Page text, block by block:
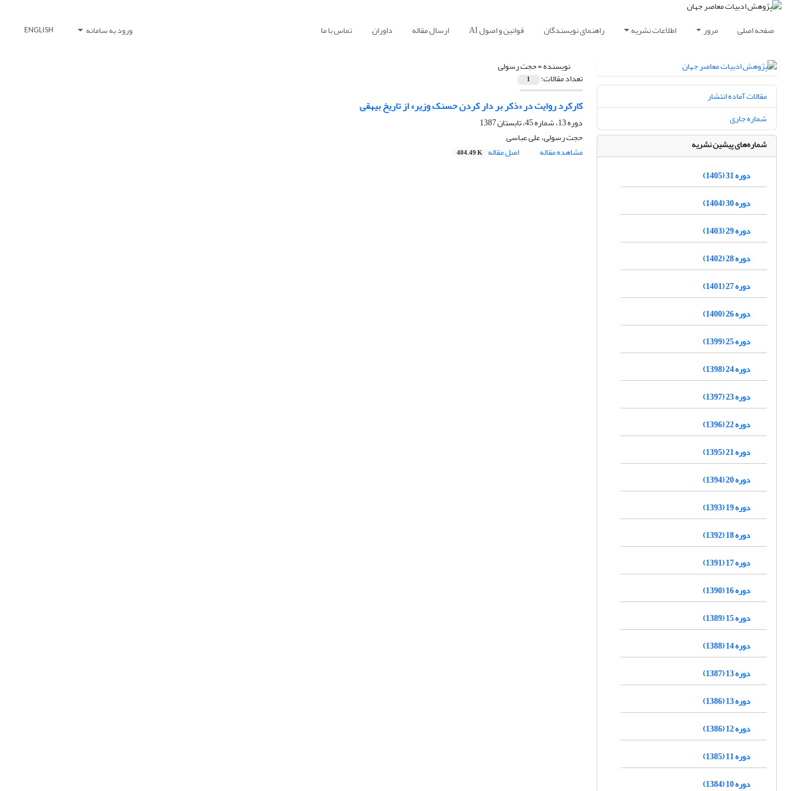
صفحه اصلی مرور اطلاعات نشریه راهنمای نویسندگان قوانین و اصول AI ارسال مقاله داوران تماس با ما ورود به سامانه ENGLISH
نویسنده =حجت رسولی
تعداد مقالات: 1
کارکرد روایت در «ذکر بر دار کردن حسنک وزیر» از تاریخ بیهقی
دوره 13، شماره 45، تابستان 1387
حجت رسولی، علی عباسی
مشاهده مقاله
اصل مقاله 404.49 K
مقالات آماده انتشار
شماره جاری
شماره‌های پیشین نشریه
دوره 31 (1405)
دوره 30 (1404)
دوره 29 (1403)
دوره 28 (1402)
دوره 27 (1401)
دوره 26 (1400)
دوره 25 (1399)
دوره 24 (1398)
دوره 23 (1397)
دوره 22 (1396)
دوره 21 (1395)
دوره 20 (1394)
دوره 19 (1393)
دوره 18 (1392)
دوره 17 (1391)
دوره 16 (1390)
دوره 15 (1389)
دوره 14 (1388)
دوره 13 (1387)
دوره 13 (1386)
دوره 12 (1386)
دوره 11 (1385)
دوره 10 (1384)